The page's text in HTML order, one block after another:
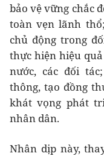
bảo vệ vững chắc
toàn vẹn lãnh
chủ động trong
thực hiện hiệu
nước, các đối
thông, tạo đồng
khát vọng phát
nhân dân.
Nhân dịp này,